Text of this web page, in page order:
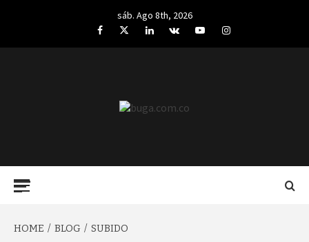
sáb. Ago 8th, 2026
FacebookTwitterLinkedIn
VK YouTubeInstagram
HOME BLOG SUBIDO